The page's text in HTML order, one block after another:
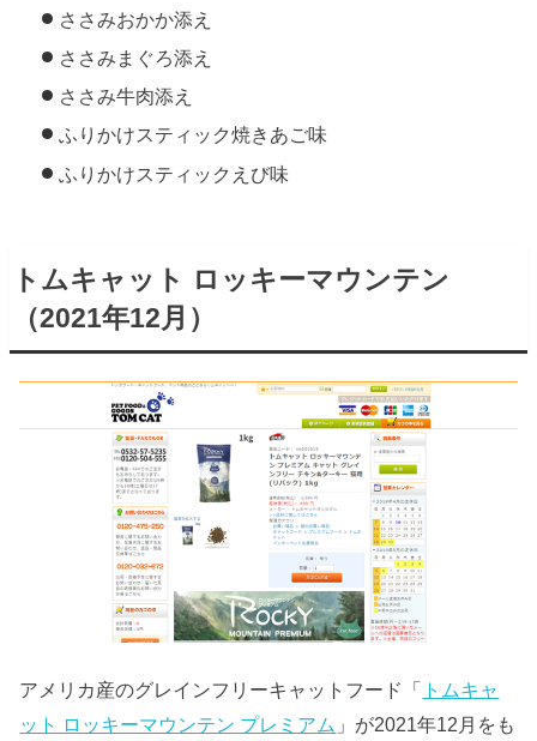
ささみおかか添え
ささみまぐろ添え
ささみ牛肉添え
ふりかけスティック焼きあご味
ふりかけスティックえび味
トムキャット ロッキーマウンテン
（2021年12月）
アメリカ産のグレインフリーキャットフード「 トムキャ
ット ロッキーマウンテン プレミアム 」が2021年12月をも